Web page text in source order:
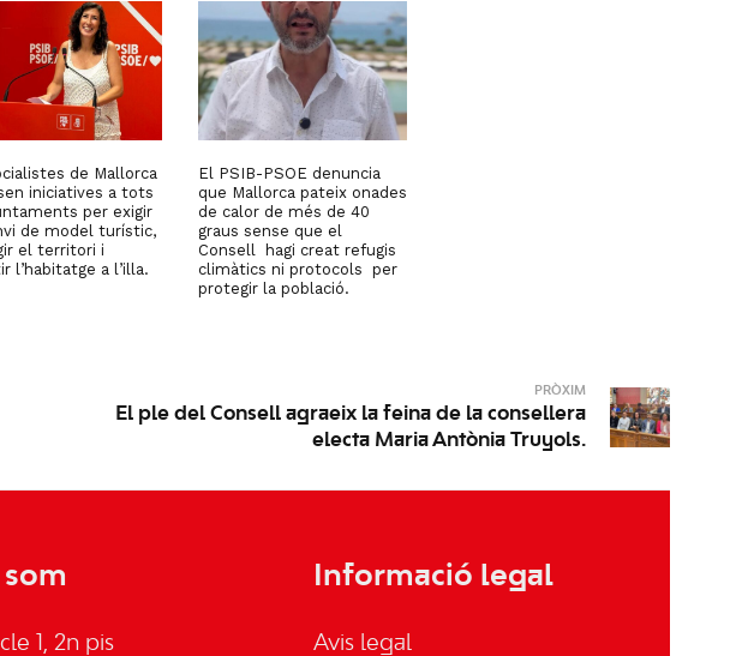
de Mallorca
iniciatives a tots
per exigir
de model turístic,
el territori i
l’habitatge a l’illa.
El PSIB-PSOE denuncia
que Mallorca pateix onades
de calor de més de 40
graus sense que el
Consell hagi creat refugis
climàtics ni protocols per
protegir la població.
PRÒXIM
El ple del Consell agraeix la feina de la consellera
electa Maria Antònia Truyols.
1, 2n pis
Informació legal
Avis legal